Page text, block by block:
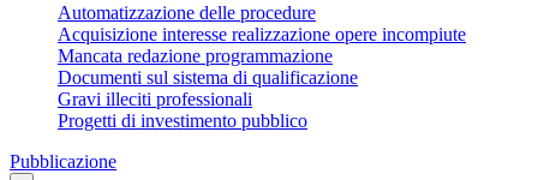
Automatizzazione delle procedure
Acquisizione interesse realizzazione opere incompiute
Mancata redazione programmazione
Documenti sul sistema di qualificazione
Gravi illeciti professionali
Progetti di investimento pubblico
Pubblicazione